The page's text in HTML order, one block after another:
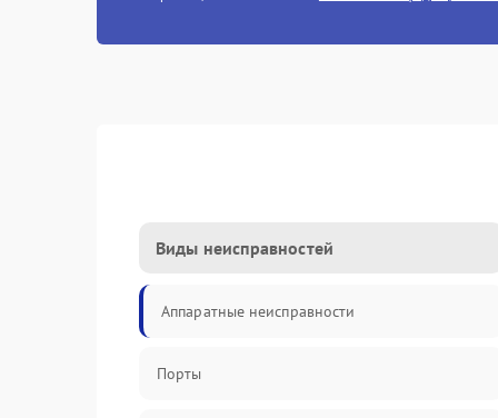
Виды неисправностей
Аппаратные неисправности
Порты